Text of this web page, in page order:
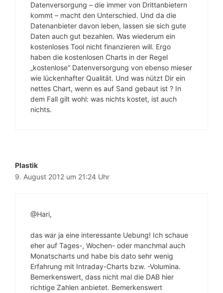
Datenversorgung – die immer von Drittanbietern
kommt – macht den Unterschied. Und da die
Datenanbieter davon leben, lassen sie sich gute
Daten auch gut bezahlen. Was wiederum ein
kostenloses Tool nicht finanzieren will. Ergo
haben die kostenlosen Charts in der Regel
„kostenlose“ Datenversorgung von ebenso mieser
wie lückenhafter Qualität. Und was nützt Dir ein
nettes Chart, wenn es auf Sand gebaut ist ? In
dem Fall gilt wohl: was nichts kostet, ist auch
nichts.
Plastik
9. August 2012 um 21:24 Uhr
@Hari,
das war ja eine interessante Uebung! Ich schaue
eher auf Tages-, Wochen- oder manchmal auch
Monatscharts und habe bis dato sehr wenig
Erfahrung mit Intraday-Charts bzw. -Volumina.
Bemerkenswert, dass nicht mal die DAB hier
richtige Zahlen anbietet. Bemerkenswert